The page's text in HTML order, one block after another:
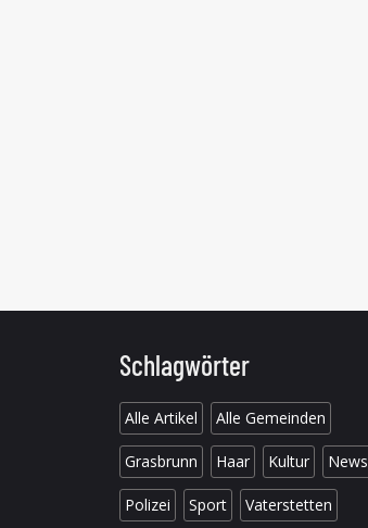
Schlagwörter
Alle Artikel Alle Gemeinden
Grasbrunn Haar Kultur News
Polizei Sport Vaterstetten